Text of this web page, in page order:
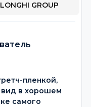
GROUP
пленкой,
вид в хорошем
самого